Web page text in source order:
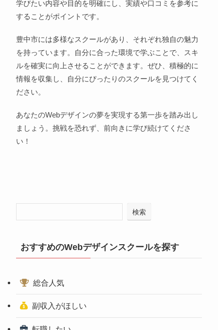
学びたい内容や目的を明確にし、実績や口コミを参考に
することがポイントです。
豊中市には多様なスクールがあり、それぞれ独自の魅力
を持っています。自分に合った環境で学ぶことで、スキ
ルを確実に向上させることができます。ぜひ、積極的に
情報を収集し、自分にぴったりのスクールを見つけてく
ださい。
あなたのWebデザインの夢を実現する第一歩を踏み出し
ましょう。挑戦を恐れず、前向きに学び続けてくださ
い！
検索
おすすめのWebデザインスクールを探す
総合人気
副収入がほしい